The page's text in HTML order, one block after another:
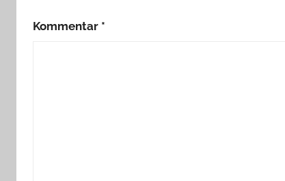
Kommentar *